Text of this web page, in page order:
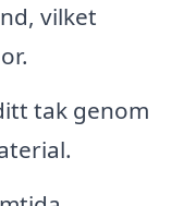
vilket
tak genom